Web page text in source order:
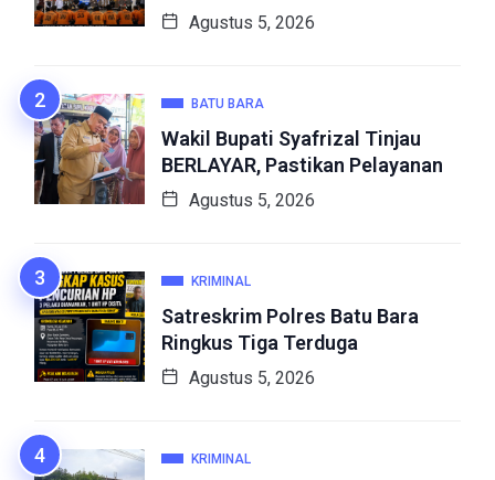
Agustus 5, 2026
BATU BARA
Wakil Bupati Syafrizal Tinjau
BERLAYAR, Pastikan Pelayanan
Agustus 5, 2026
KRIMINAL
Satreskrim Polres Batu Bara
Ringkus Tiga Terduga
Agustus 5, 2026
KRIMINAL